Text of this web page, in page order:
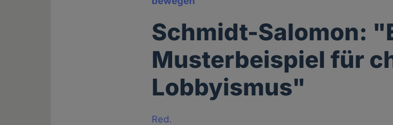
Schmidt-Salomon:
Musterbeispiel für
Lobbyismus"
Red.